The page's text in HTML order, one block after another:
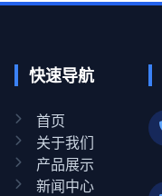
快速导航
首页
关于我们
产品展示
新闻中心